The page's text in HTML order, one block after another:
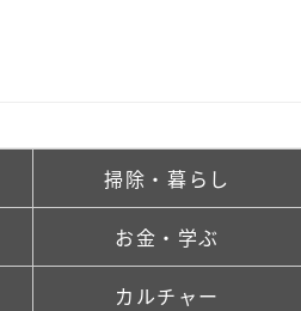
掃除・暮らし
お金・学ぶ
カルチャー